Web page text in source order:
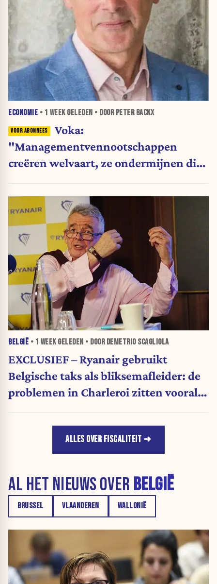
ECONOMIE • 1 WEEKGELEDEN • DOOR PETER BACKX
Voka:
"Managementvennootschappen
creëren welvaart, ze ondermijnen die
BELGIË • 1 WEEKGELEDEN • DOOR DEMETRIO SCAGLIOLA
EXCLUSIEF – Ryanair gebruikt
Belgische taks als bliksemafleider: de
problemen in Charleroi zitten vooral
ALLES OVER FISCALITEIT
AL HET NIEUWS OVER BELGIË
BRUSSEL VLAANDEREN WALLONIË